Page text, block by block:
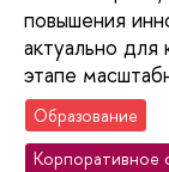
повышения
актуально для
этапе
Образование
Корпоративное